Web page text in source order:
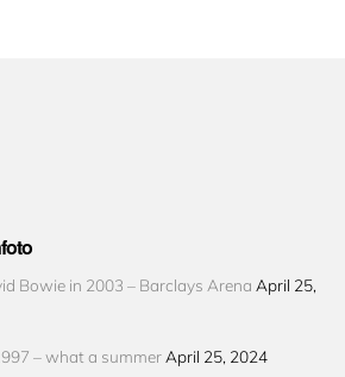
Bowie in 2003 – Barclays Arena April 25,
– what a summer April 25, 2024